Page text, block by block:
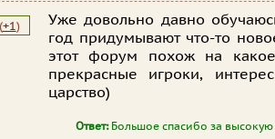
(+1)
Уже довольно давно
год придумывают что-то
этот форум похож на
прекрасные игроки,
царство)
Ответ:Большое спасибо за высокую